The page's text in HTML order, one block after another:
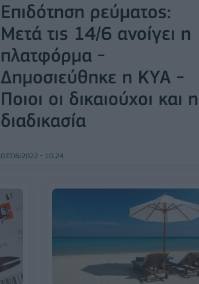
Επιδότηση ρεύματος:
Μετά τις 14/6 ανοίγει η
πλατφόρμα -
Δημοσιεύθηκε η ΚΥΑ -
Ποιοι οι δικαιούχοι και η
διαδικασία
07/06/2022 - 10:24